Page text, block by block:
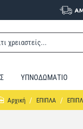
ΥΠΝΟΔΩΜΑΤΙΟ
homeΕΠΙΠΛΑ